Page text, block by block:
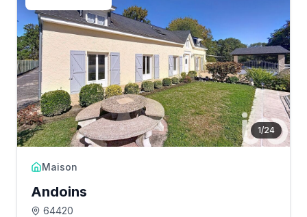
1/24
Maison
Andoins
64420